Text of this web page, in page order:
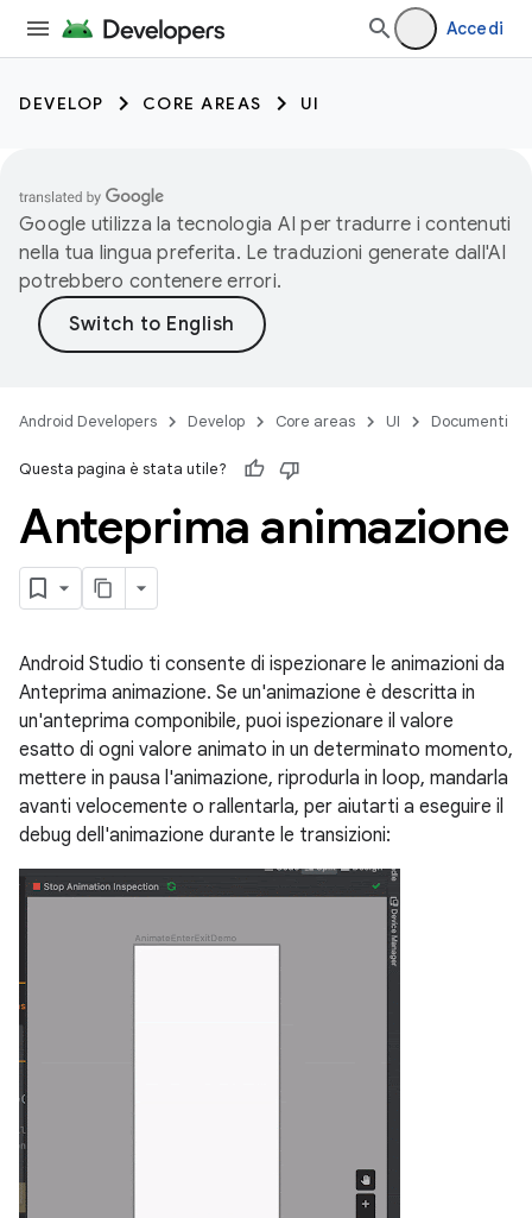
Accedi
DEVELOP CORE AREAS UI
Google utilizza la tecnologia AI per tradurre i contenuti
nella tua lingua preferita. Le traduzioni generate dall'AI
potrebbero contenere errori.
Android Developers Develop Core areas UI Documenti
Questa pagina è stata utile?
Anteprima animazione
Android Studio ti consente di ispezionare le animazioni da
Anteprima animazione. Se un'animazione è descritta in
un'anteprima componibile, puoi ispezionare il valore
esatto di ogni valore animato in un determinato momento,
mettere in pausa l'animazione, riprodurla in loop, mandarla
avanti velocemente o rallentarla, per aiutarti a eseguire il
debug dell'animazione durante le transizioni: